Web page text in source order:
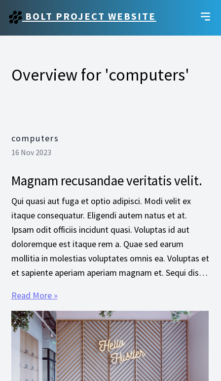
BOLT PROJECT WEBSITE
Overview for 'computers'
computers
16 Nov 2023
Magnam recusandae veritatis velit.
Qui quasi aut fuga et optio adipisci. Modi velit ex
itaque consequatur. Eligendi autem natus et at.
Ipsam odit officiis incidunt quasi. Voluptas id aut
doloremque est itaque rem a. Quae sed earum
mollitia in molestias voluptates omnis ea. Voluptas et
et sapiente aperiam aperiam magnam et. Sequi dis…
Read More »